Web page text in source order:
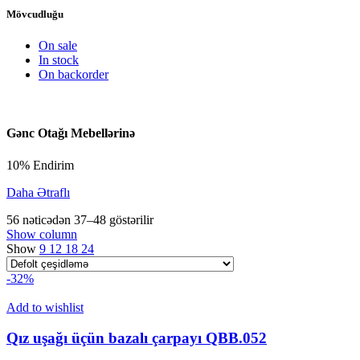
Mövcudluğu
On sale
In stock
On backorder
Gənc Otağı Mebellərinə
10% Endirim
Daha Ətraflı
56 nəticədən 37–48 göstərilir
Show column
Show 9 12 18 24
-32%
Add to wishlist
Qız uşağı üçün bazalı çarpayı QBB.052